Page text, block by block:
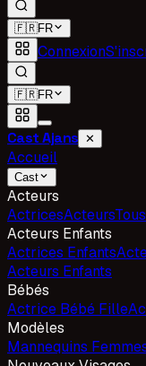
🇫🇷FR
Connexion
🇫🇷FR
Cast Ajans ✕
Accueil
Cast
Acteurs
ActricesActeurs
Acteurs Enfants
Actrices Enfants
Acteurs Enfants
Bébés
Actrice Bébé Fille
Modèles
Mannequins